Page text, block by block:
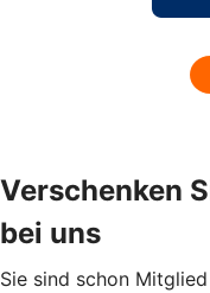
Verschenken
bei uns
Sie sind schon